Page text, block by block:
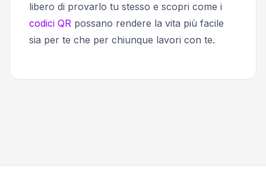
libero di provarlo tu stesso e scopri come i
codici QR possano rendere la vita più facile
sia per te che per chiunque lavori con te.